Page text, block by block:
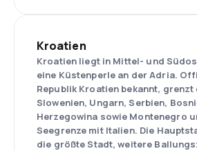
Kroatien
Kroatien liegt in Mittel- und
eine Küstenperle an der Adria.
Republik Kroatien bekannt, grenzt
Slowenien, Ungarn, Serbien,
Herzegowina sowie Montenegro
Seegrenze mit Italien. Die
die größte Stadt, weitere